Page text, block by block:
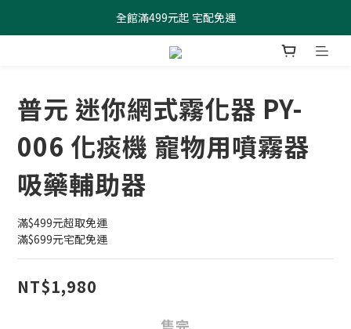
全館滿499元起 宅配免運
全館滿499元起 宅配免運
加入會員 $100元購物金現領現折
普元 迷你網式霧化器 PY-
006 化痰機 寵物用噴霧器
吸藥輔助器
滿$499元超取免運
滿$699元宅配免運
NT$1,980